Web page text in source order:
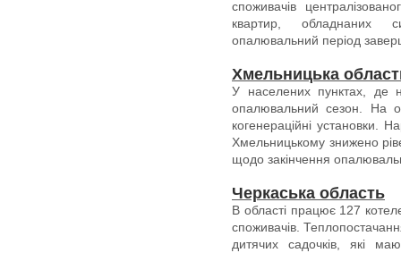
споживачів
квартир, обладнаних
опалювальний період
Хмельницька
У населених пунктах, де
опалювальний сезон. На
когенераційні установки.
Хмельницькому знижено
щодо закінчення
Черкаська область
В області працює 127
споживачів.
дитячих садочків, які